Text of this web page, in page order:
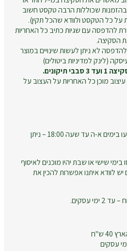
שכוללות הרבה טקסט חשוב
על כל הטקסט ולוודא שהכל תקין).
להדפסה עם שגיות כתיב כל האחריות
הסקיצה.
לא ניתן לעשות שינויים במוצר
(לינק למדיניות ביטולים)
תיקונים.
מוכן כל האחריות על העצוב על
הזמנות באיסוף עצמי שיבוצעו בימים א-ה עד שעה 18:00 – ניתן
שישי או שבת יהיו מוכנים לאיסוף
לוודא איתנו אפשרות להכין את
עסקים.
ש"ח